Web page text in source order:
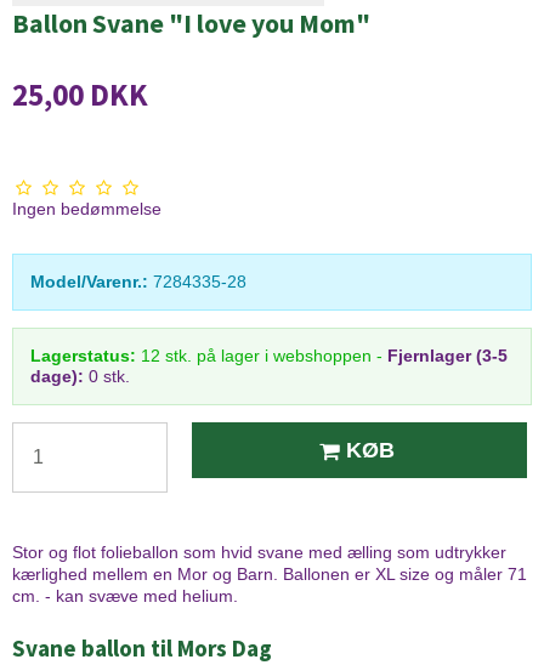
Ballon Svane "I love you Mom"
25,00 DKK
Ingen bedømmelse
Model/Varenr.: 7284335-28
Lagerstatus: 12 stk. på lager i webshoppen - Fjernlager (3-5
dage): 0 stk.
KØB
Stor og flot folieballon som hvid svane med ælling som udtrykker
kærlighed mellem en Mor og Barn. Ballonen er XL size og måler 71
cm. - kan svæve med helium.
Svane ballon til Mors Dag